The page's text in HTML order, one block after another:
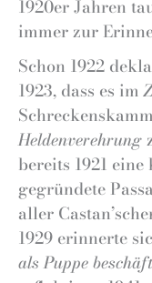
1920er Jahren
immer zur
Schon 1922
1923, dass es im
Heldenverehrung
bereits 1921
gegründete
aller
1929 erinnerte
als Puppe